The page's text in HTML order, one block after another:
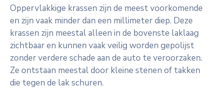
Oppervlakkige krassen zijn de meest voorkomende
en zijn vaak minder dan een millimeter diep. Deze
krassen zijn meestal alleen in de bovenste laklaag
zichtbaar en kunnen vaak veilig worden gepolijst
zonder verdere schade aan de auto te veroorzaken.
Ze ontstaan meestal door kleine stenen of takken
die tegen de lak schuren.